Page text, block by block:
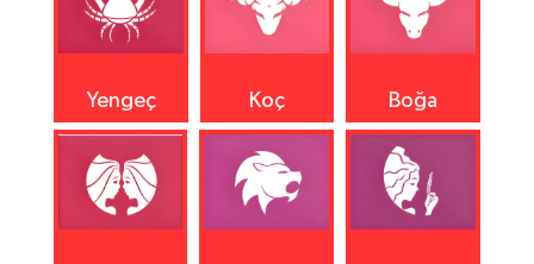
Yengeç Koç Boğa